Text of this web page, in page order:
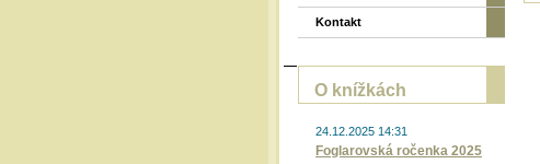
Kontakt
O knížkách
24.12.2025 14:31
Foglarovská ročenka 2025